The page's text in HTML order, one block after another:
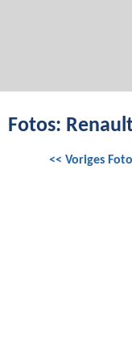
Fotos:
<< Voriges Foto